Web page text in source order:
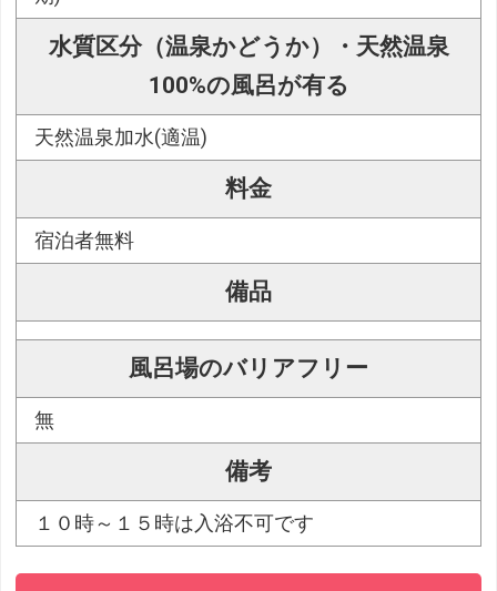
水質区分（温泉かどうか）・天然温泉
100%の風呂が有る
天然温泉加水(適温)
料金
宿泊者無料
備品
風呂場のバリアフリー
無
備考
１０時～１５時は入浴不可です